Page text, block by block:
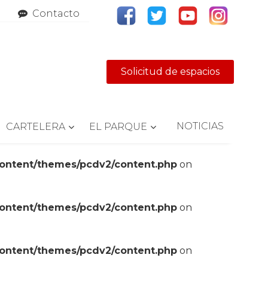
Contacto
Solicitud de espacios
CARTELERA EL PARQUE NOTICIAS
themes/pcdv2/content.php on
themes/pcdv2/content.php on
themes/pcdv2/content.php on